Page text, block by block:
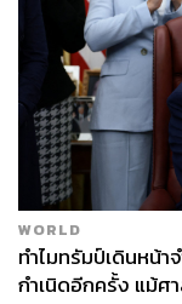
WORLD
ทำไมทรัมป์เดินหน้
กำเนิดอีกครั้ง แม้